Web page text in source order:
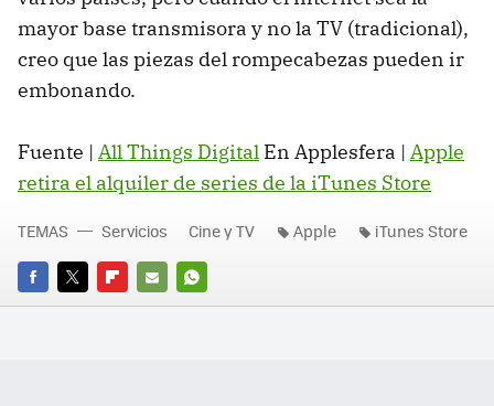
mayor base transmisora y no la TV (tradicional),
creo que las piezas del rompecabezas pueden ir
embonando.
Fuente | All Things Digital En Applesfera | Apple
retira el alquiler de series de la iTunes Store
FACEBOOK
TWITTERFLIPBOARD
E-
WHATSAPP
TEMAS Servicios Cine y TV Apple iTunes Store